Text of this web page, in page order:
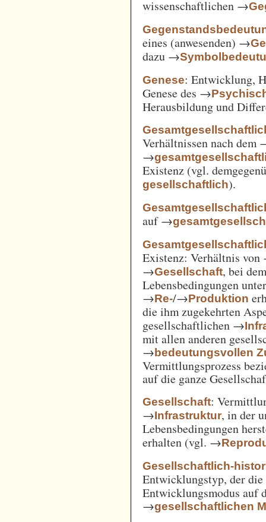
wissenschaftlichen →
eines (anwesenden) →
dazu →
Genese: Entwicklung,
Genese des →
Herausbildung und
Verhältnissen nach dem
→
Existenz (vgl.
gesellschaftlich).
auf →
Existenz: Verhältnis
→Gesellschaft, bei
Lebensbedingungen
→Re-/→Produktion
die ihm zugekehrten
gesellschaftlichen →
mit allen anderen
→bedeutungsvollen
Vermittlungsprozess
auf die ganze
Gesellschaft:
→Infrastruktur, in der
Lebensbedingungen
erhalten (vgl. →
Gesellschaftlich-
Entwicklungstyp, der
Entwicklungsmodus auf
→gesellschaftlichen